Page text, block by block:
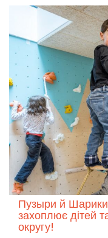
Пузыри й Шарики
захоплює дітей
округу!